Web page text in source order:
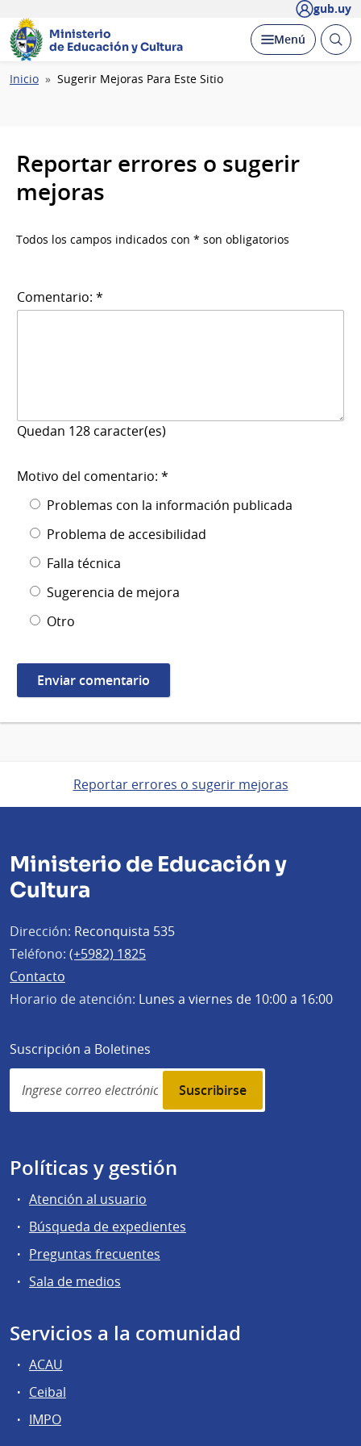
gub.uy
Ministerio
de Educación y Cultura
Desplegar
Menú Abrir
Ruta
Inicio Sugerir Mejoras Para Este Sitio
Reportar errores o sugerir
mejoras
Todos los campos indicados con * son obligatorios
Comentario: *
Quedan 128 caracter(es)
Motivo del comentario: *
Problemas con la información publicada
Problema de accesibilidad
Falla técnica
Sugerencia de mejora
Otro
Reportar errores o sugerir mejoras
Ministerio de Educación y
Cultura
Dirección: Reconquista 535
Teléfono: (+5982) 1825
Contacto
Horario de atención: Lunes a viernes de 10:00 a 16:00
Suscripción a Boletines
Simplenews
subscription
Políticas y gestión
Atención al usuario
Búsqueda de expedientes
Preguntas frecuentes
Sala de medios
Servicios a la comunidad
ACAU
Ceibal
IMPO